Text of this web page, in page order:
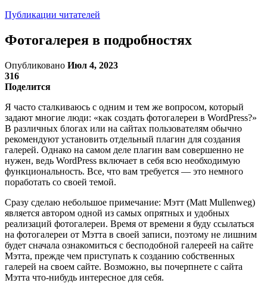
Публикации читателей
Фотогалерея в подробностях
Опубликовано Июл 4, 2023
316
Поделится
Я часто сталкиваюсь с одним и тем же вопросом, который
задают многие люди: «как создать фотогалереи в WordPress?»
В различных блогах или на сайтах пользователям обычно
рекомендуют установить отдельный плагин для создания
галерей. Однако на самом деле плагин вам совершенно не
нужен, ведь WordPress включает в себя всю необходимую
функциональность. Все, что вам требуется — это немного
поработать со своей темой.
Сразу сделаю небольшое примечание: Мэтт (Matt Mullenweg)
является автором одной из самых опрятных и удобных
реализаций фотогалереи. Время от времени я буду ссылаться
на фотогалереи от Мэтта в своей записи, поэтому не лишним
будет сначала ознакомиться с бесподобной галереей на сайте
Мэтта, прежде чем приступать к созданию собственных
галерей на своем сайте. Возможно, вы почерпнете с сайта
Мэтта что-нибудь интересное для себя.